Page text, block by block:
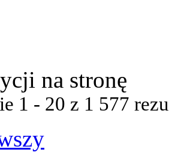
na stronę
1 - 20 z 1 577